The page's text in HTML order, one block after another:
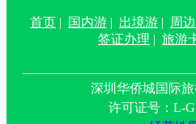
首页 | 国内游 | 出境游 | 周
签证办理 | 旅游
深圳华侨城国际
许可证号：L-